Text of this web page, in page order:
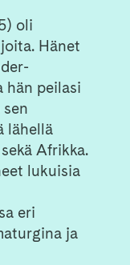
oli
Hänet
hän peilasi
lähellä
Afrikka.
lukuisia
eri
ja